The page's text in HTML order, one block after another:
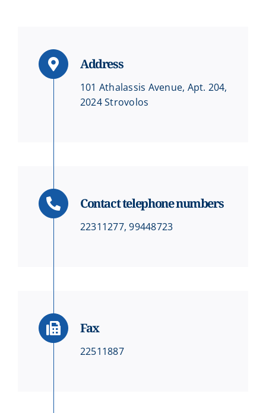
Donations
Address
101 Athalassis Avenue, Apt. 204,
2024 Strovolos
Contact telephone numbers
22311277, 99448723
Fax
22511887